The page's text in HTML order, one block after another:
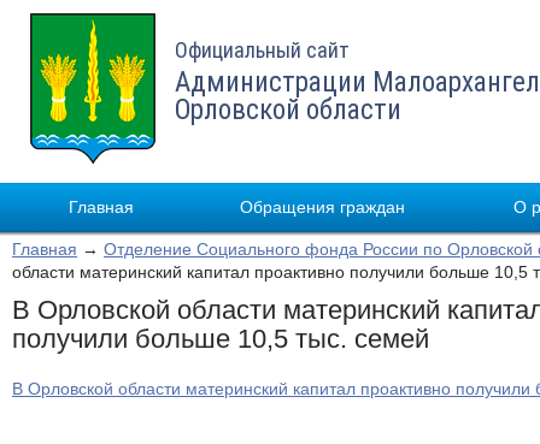
Официальный сайт
Администрации
Орловской области
Главная Обращения граждан О
Главная → Отделение Социального фонда России по Орловской
области материнский капитал проактивно получили больше 10,5
В Орловской области материнский
получили больше 10,5 тыс. семей
В Орловской области материнский капитал проактивно